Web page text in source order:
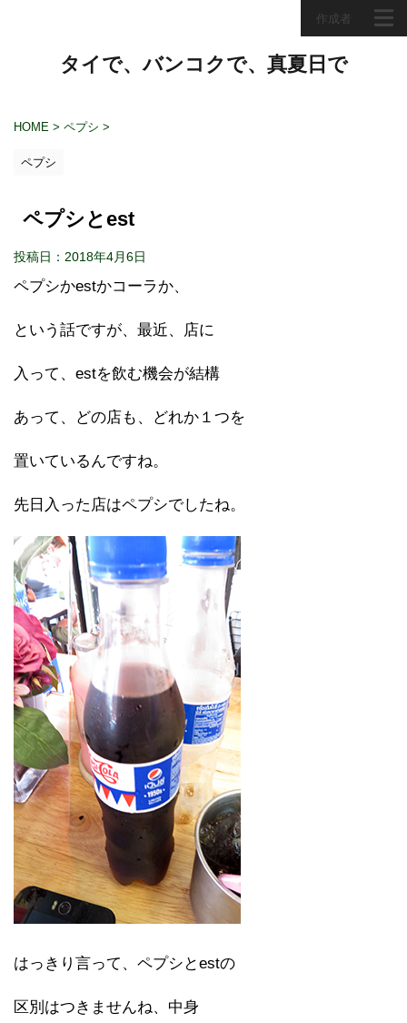
作成者
タイで、バンコクで、真夏日で
HOME > ペプシ >
ペプシ
ペプシとest
投稿日：2018年4月6日
ペプシかestかコーラか、
という話ですが、最近、店に
入って、estを飲む機会が結構
あって、どの店も、どれか１つを
置いているんですね。
先日入った店はペプシでしたね。
はっきり言って、ペプシとestの
区別はつきませんね、中身